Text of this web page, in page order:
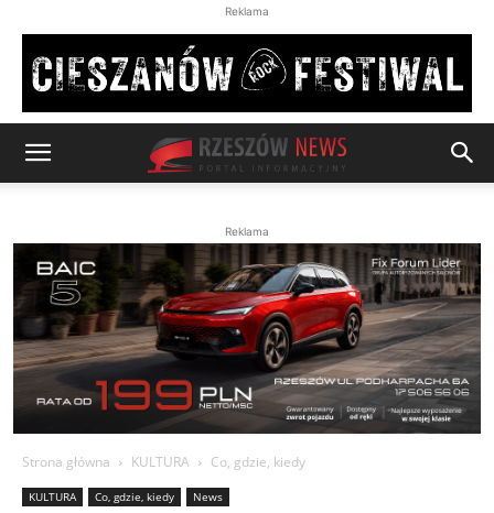
Reklama
Reklama
Strona główna KULTURA Co, gdzie, kiedy
KULTURA Co, gdzie, kiedy News